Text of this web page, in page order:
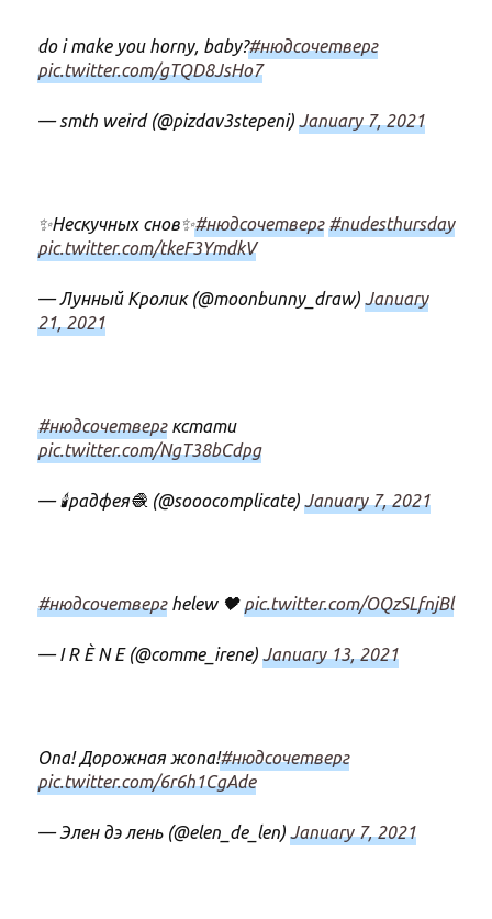
do i make you horny, baby?#нюдсочетверг
pic.twitter.com/gTQD8JsHo7
— smth weird (@pizdav3stepeni) January 7, 2021
✨Нескучных снов✨#нюдсочетверг #nudesthursday
pic.twitter.com/tkeF3YmdkV
— Лунный Кролик (@moonbunny_draw) January
21, 2021
#нюдсочетвергкстати
pic.twitter.com/NgT38bCdpg
— 🕯️радфея🧶 (@sooocomplicate) January 7, 2021
#нюдсочетвергhelew 🖤pic.twitter.com/OQzSLfnjBl
— I R È N E (@comme_irene) January 13, 2021
Опа! Дорожная жопа!#нюдсочетверг
pic.twitter.com/6r6h1CgAde
— Элен дэ лень (@elen_de_len) January 7, 2021